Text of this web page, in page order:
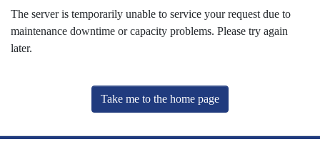
The server is temporarily unable to service your request due to
maintenance downtime or capacity problems. Please try again
later.
Take me to the home page